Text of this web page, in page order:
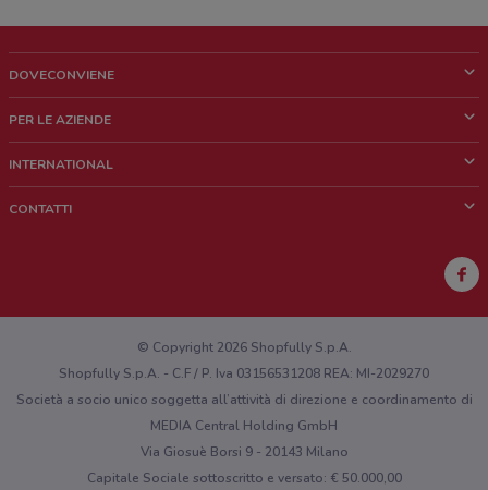
DOVECONVIENE
Chi siamo
Lavora con noi
PER LE AZIENDE
Richieste commerciali e marketing
INTERNATIONAL
CONTATTI
Hai un malfunzionamento sul web o sull'app?
© Copyright 2026 Shopfully S.p.A.
Shopfully S.p.A. - C.F / P. Iva 03156531208 REA: MI-2029270
Società a socio unico soggetta all’attività di direzione e coordinamento di
MEDIA Central Holding GmbH
Via Giosuè Borsi 9 - 20143 Milano
Capitale Sociale sottoscritto e versato: € 50.000,00